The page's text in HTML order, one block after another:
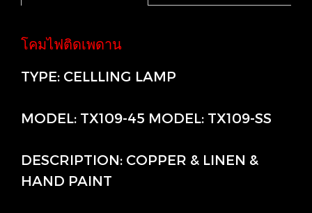
โคมไฟติดเพดาน
TYPE: CELLLING LAMP
MODEL: TX109-45 MODEL: TX109-SS
DESCRIPTION: COPPER & LINEN &
HAND PAINT